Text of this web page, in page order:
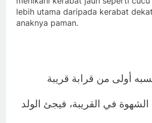
lebih utama daripada kerabat
anaknya paman.
أولى من قرابة قريبة
في القريبة، فيجئ الولد